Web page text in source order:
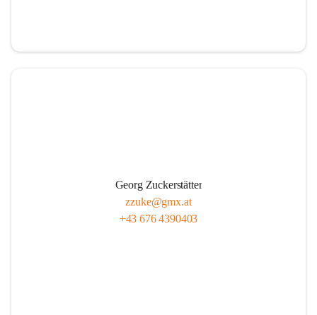
Georg Zuckerstätter
zzuke@gmx.at
+43 676 4390403